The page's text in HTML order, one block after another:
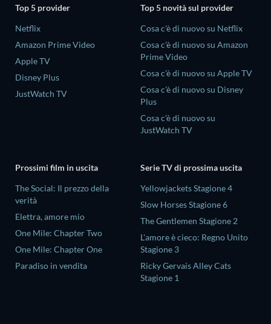
Top 5 provider
Netflix
Amazon Prime Video
Apple TV
Disney Plus
JustWatch TV
Top 5 novità sul provider
Cosa c'è di nuovo su Netflix
Cosa c'è di nuovo su Amazon
Prime Video
Cosa c'è di nuovo su Apple TV
Cosa c'è di nuovo su Disney
Plus
Cosa c'è di nuovo su
JustWatch TV
Prossimi film in uscita
The Social: Il prezzo della
verità
Elettra, amore mio
One Mile: Chapter Two
One Mile: Chapter One
Paradiso in vendita
Serie TV di prossima uscita
Yellowjackets Stagione 4
Slow Horses Stagione 6
The Gentlemen Stagione 2
L'amore è cieco: Regno Unito
Stagione 3
Ricky Gervais Alley Cats
Stagione 1